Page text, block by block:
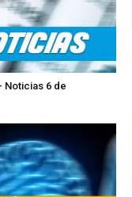
Noticias 6 de